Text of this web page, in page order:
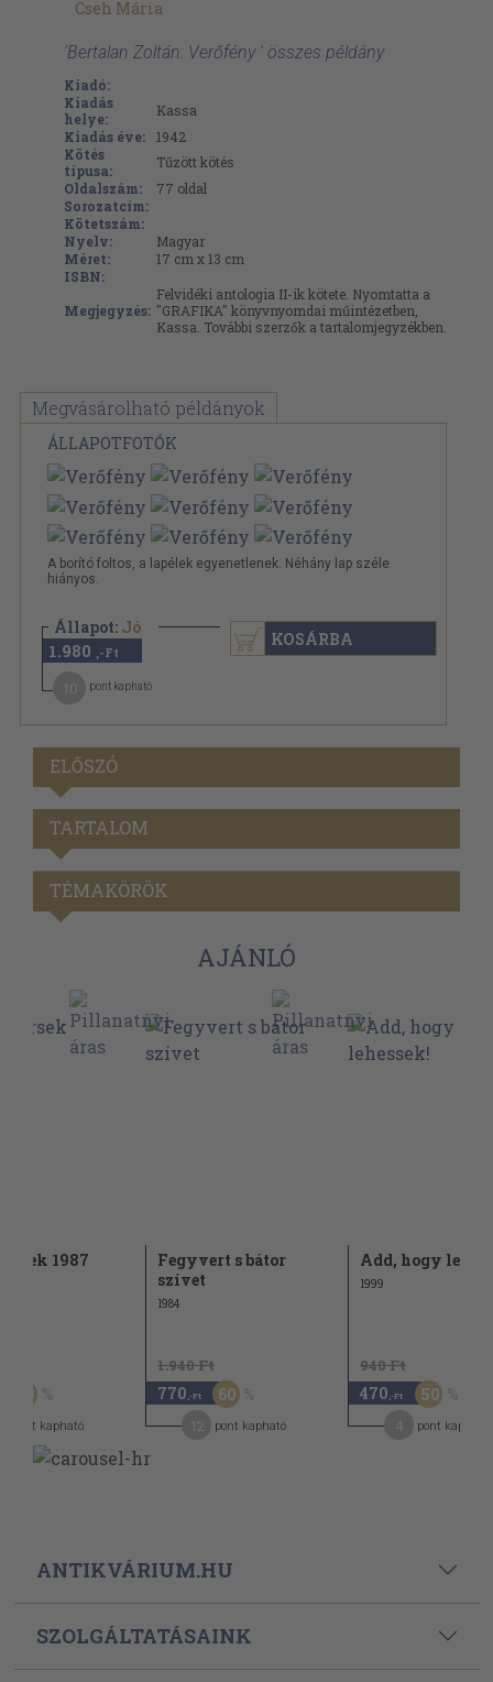
Cseh Mária
'Bertalan Zoltán: Verőfény ' összes példány
Kiadó:
Kiadás
helye:
Kassa
Kiadás éve:
1942
Kötés
típusa:
Tűzött kötés
Oldalszám:
77 oldal
Sorozatcím:
Kötetszám:
Nyelv:
Magyar
Méret:
17 cm x 13 cm
ISBN:
Megjegyzés:
Felvidéki antologia II-ik kötete. Nyomtatta a
"GRAFIKA" könyvnyomdai műintézetben,
Kassa. További szerzők a tartalomjegyzékben.
Megvásárolható példányok
ÁLLAPOTFOTÓK
A borító foltos, a lapélek egyenetlenek. Néhány lap széle
hiányos.
Állapot: Jó
1.980 ,-Ft
pont kapható
KOSÁRBA
ELŐSZÓ
TARTALOM
TÉMAKÖRÖK
AJÁNLÓ
1987
50
pont kapható
Fegyvert s bátor
szívet
1984
1.940 Ft
770 ,-Ft 60
pont kapható
Add, hogy
1999
940 Ft
470 ,-Ft 50
pont kapható
ANTIKVÁRIUM.HU
SZOLGÁLTATÁSAINK